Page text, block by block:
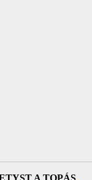
A TOPÁS